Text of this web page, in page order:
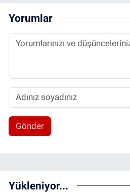
Yorumlar
Gönder
Yükleniyor...